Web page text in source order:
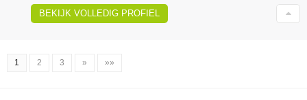
BEKIJK VOLLEDIG PROFIEL
1 2 3 » »»